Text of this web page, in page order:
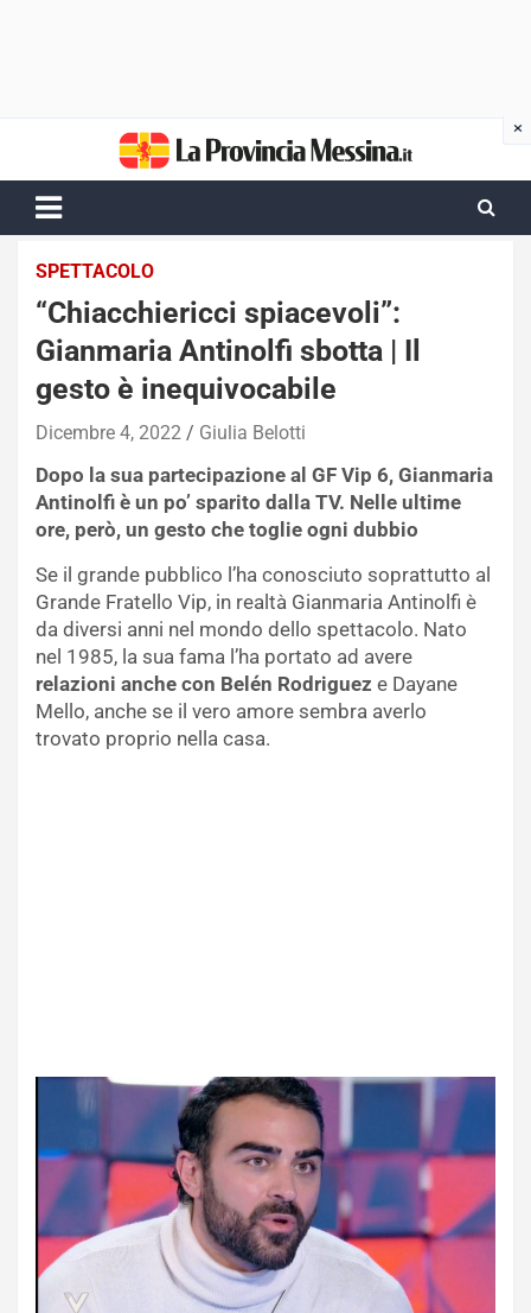
content
SPETTACOLO
“Chiacchiericci spiacevoli”:
Gianmaria Antinolfi sbotta | Il
gesto è inequivocabile
Dicembre 4, 2022 Giulia Belotti
Dopo la sua partecipazione al GF Vip 6, Gianmaria
Antinolfi è un po’ sparito dalla TV. Nelle ultime
ore, però, un gesto che toglie ogni dubbio
Se il grande pubblico l’ha conosciuto soprattutto al
Grande Fratello Vip, in realtà Gianmaria Antinolfi è
da diversi anni nel mondo dello spettacolo. Nato
nel 1985, la sua fama l’ha portato ad avere
relazioni anche con Belén Rodriguez e Dayane
Mello, anche se il vero amore sembra averlo
trovato proprio nella casa.